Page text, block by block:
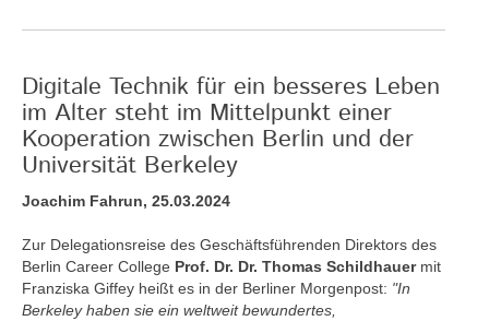
Digitale Technik für ein besseres Leben
im Alter steht im Mittelpunkt einer
Kooperation zwischen Berlin und der
Universität Berkeley
Joachim Fahrun, 25.03.2024
Zur Delegationsreise des Geschäftsführenden Direktors des
Berlin Career College Prof. Dr. Dr. Thomas Schildhauermit
Franziska Giffey heißt es in der Berliner Morgenpost: "In
Berkeley haben sie ein weltweit bewundertes,